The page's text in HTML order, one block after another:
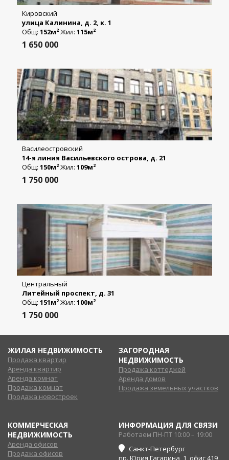
Кировский
улица Калинина, д. 2, к. 1
Общ: 152м2 Жил: 115м2
1 650 000
Василеостровский
14-я линия Васильевского острова, д. 21
Общ: 150м2 Жил: 109м2
1 750 000
Центральный
Литейный проспект, д. 31
Общ: 151м2 Жил: 100м2
1 750 000
ЖИЛАЯ НЕДВИЖИМОСТЬ
Продажа квартир
Аренда квартир
Аренда комнат
Продажа комнат
Продажа новостроек
ЗАГОРОДНАЯ
НЕДВИЖИМОСТЬ
Продажа коттеджей
Аренда домов
Продажа земельных участков
КОММЕРЧЕСКАЯ
НЕДВИЖИМОСТЬ
Аренда офисов
Продажа офисов
ИНФОРМАЦИЯ ДЛЯ СВЯЗИ
Работаем ПН-ПТ 10:00 – 19:00
Санкт-Петербург
пр. Юрия Гагарина, 1, офис 419